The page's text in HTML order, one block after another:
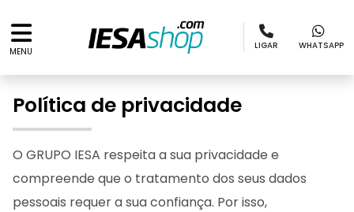
MENU
LIGAR WHATSAPP
Política de privacidade
O GRUPO IESA respeita a sua privacidade e
compreende que o tratamento dos seus dados
pessoais requer a sua confiança. Por isso,